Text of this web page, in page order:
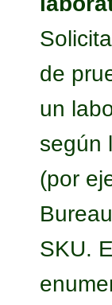
de
un
según
(por
SKU.